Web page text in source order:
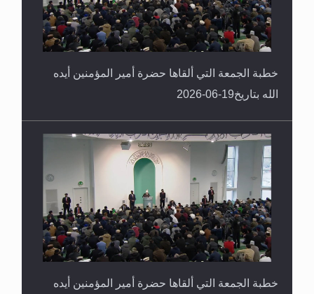
خطبة الجمعة التي ألقاها حضرة أمير المؤمنين أيده
الله بتاريخ19-06-2026
خطبة الجمعة التي ألقاها حضرة أمير المؤمنين أيده